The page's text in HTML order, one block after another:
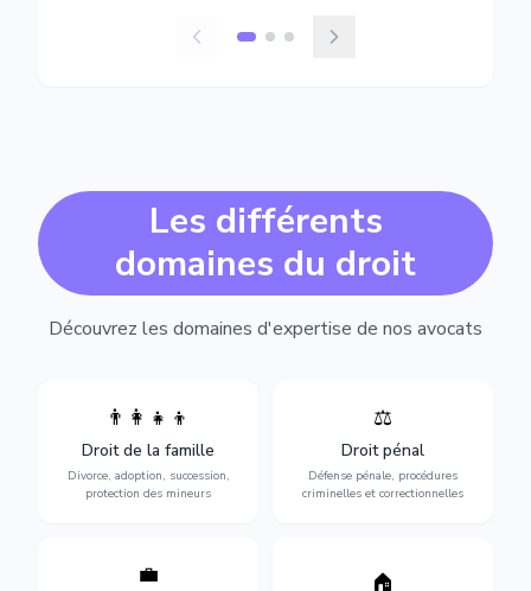
Les différents
domaines du droit
Découvrez les domaines d'expertise de nos avocats
👨‍👩‍👧‍👦
Droit de la famille
Divorce, adoption, succession,
protection des mineurs
Divorce, garde d'enfants,
adoption, succession et
protection des personnes
vulnérables.
⚖️
Droit pénal
Défense pénale, procédures
criminelles et correctionnelles
Expertise en matière pénale,
vue jusqu'au procès, pour
toute affaire correctionnelle
ou criminelle.
💼
Protection de vos droits au
🏠
Sécurisation de vos projets